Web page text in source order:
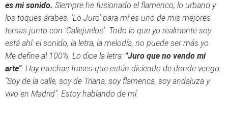
es mi sonido. Siempre he fusionado el flamenco, lo urbano y
los toques árabes. 'Lo Juro' para mí es uno de mis mejores
temas junto con 'Callejuelos'. Todo lo que yo realmente soy
está ahí: el sonido, la letra, la melodía, no puede ser más yo.
Me define al 100%. Lo dice la letra: "Juro que no vendo mi
arte". Hay muchas frases que están diciendo de donde vengo:
"Soy de la calle, soy de Triana, soy flamenca, soy andaluza y
vivo en Madrid". Estoy hablando de mí.